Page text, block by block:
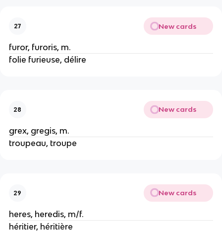
27 New cards
furor, furoris, m.
folie furieuse, délire
28 New cards
grex, gregis, m.
troupeau, troupe
29 New cards
heres, heredis, m/f.
héritier, héritière